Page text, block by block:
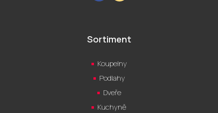
Sortiment
Koupelny
Podlahy
Dveře
Kuchyně